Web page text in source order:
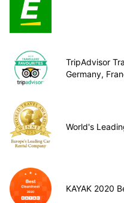
TripAdvisor
Germany,
World's
KAYAK 2020